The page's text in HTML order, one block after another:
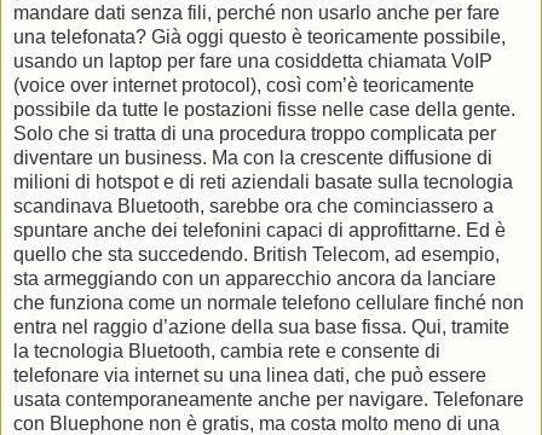
mandare dati senza fili, perché non usarlo anche per fare
una telefonata? Già oggi questo è teoricamente possibile,
usando un laptop per fare una cosiddetta chiamata VoIP
(voice over internet protocol), così com’è teoricamente
possibile da tutte le postazioni fisse nelle case della gente.
Solo che si tratta di una procedura troppo complicata per
diventare un business. Ma con la crescente diffusione di
milioni di hotspot e di reti aziendali basate sulla tecnologia
scandinava Bluetooth, sarebbe ora che cominciassero a
spuntare anche dei telefonini capaci di approfittarne. Ed è
quello che sta succedendo. British Telecom, ad esempio,
sta armeggiando con un apparecchio ancora da lanciare
che funziona come un normale telefono cellulare finché non
entra nel raggio d’azione della sua base fissa. Qui, tramite
la tecnologia Bluetooth, cambia rete e consente di
telefonare via internet su una linea dati, che può essere
usata contemporaneamente anche per navigare. Telefonare
con Bluephone non è gratis, ma costa molto meno di una